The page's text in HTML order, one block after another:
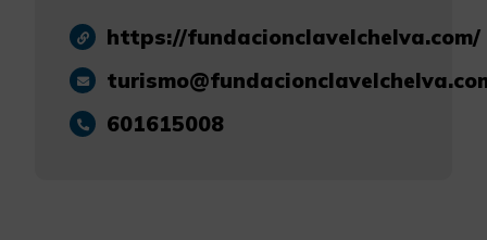
https://fundacionclavelchelva.com/
601615008